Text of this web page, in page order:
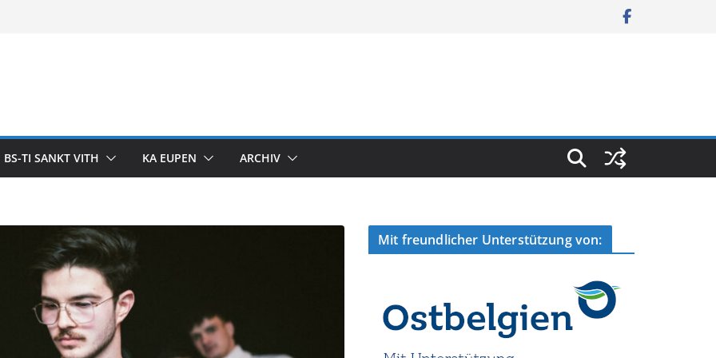
BS-TI SANKT VITH KA EUPEN ARCHIV
Mit freundlicher Unterstützung von: